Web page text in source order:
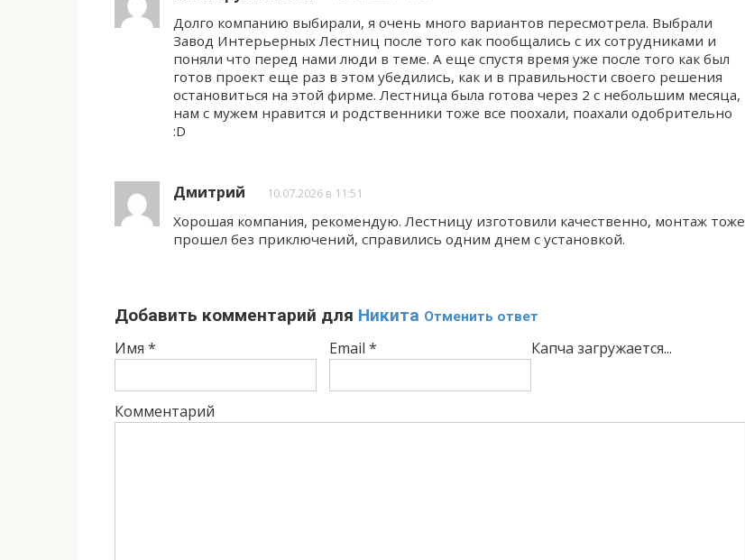
Долго компанию выбирали, я очень много вариантов пересмотрела. Выбрали
Завод Интерьерных Лестниц после того как пообщались с их сотрудниками и
поняли что перед нами люди в теме. А еще спустя время уже после того как был
готов проект еще раз в этом убедились, как и в правильности своего решения
остановиться на этой фирме. Лестница была готова через 2 с небольшим месяца,
нам с мужем нравится и родственники тоже все поохали, поахали одобрительно
:D
Дмитрий 10.07.2026 в 11:51
Хорошая компания, рекомендую. Лестницу изготовили качественно, монтаж тоже
прошел без приключений, справились одним днем с установкой.
Добавить комментарий для Никита Отменить ответ
Имя * Email * Капча загружается...
Комментарий